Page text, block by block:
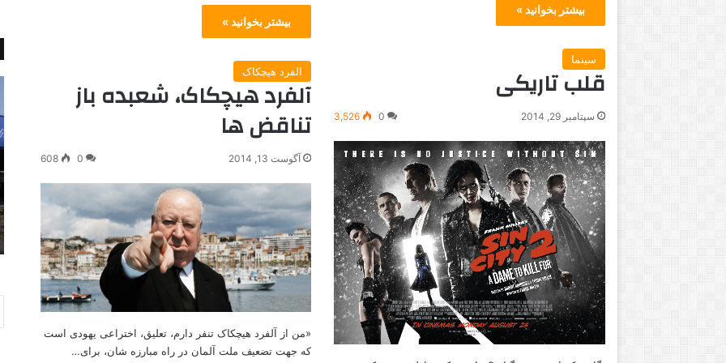
بیشتر بخوانید »
بیشتر بخوانید »
سینما
قلب تاریکی
سپتامبر 29, 2014 0
3,526
الفرد هیچکاک
آلفرد هیچکاک، شعبده باز
تناقض ها
آگوست 13, 2014 0
608
«من از آلفرد هیچکاک تنفر دارم، تعلیق، اختراعی یهودی است
که جهت تضعیف ملت آلمان در راه مبارزه شان، برای…
نکته در مورد جایزه‌ اسکار بهترین
ن
ا
ف
س
ا
ن
ه
ت
ک
ر
ا
ر
ژوئن 5, 2016
پایان افسانه تکرار نشدنی دنیای
بوکس
پ
ا
ن
ع
ل
ی
ت
G
r
h
o
پایان فعالیت Greyhound در کانادا
ا
د
ا